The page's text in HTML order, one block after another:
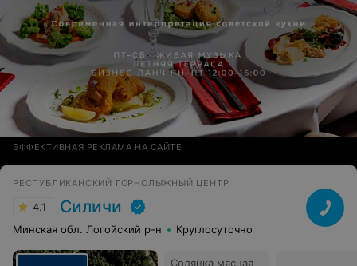
ЭФФЕКТИВНАЯ РЕКЛАМА НА САЙТЕ
РЕСПУБЛИКАНСКИЙ ГОРНОЛЫЖНЫЙ ЦЕНТР
4.1 Силичи
Минская обл. Логойский р-н Круглосуточно
Солянка мясная